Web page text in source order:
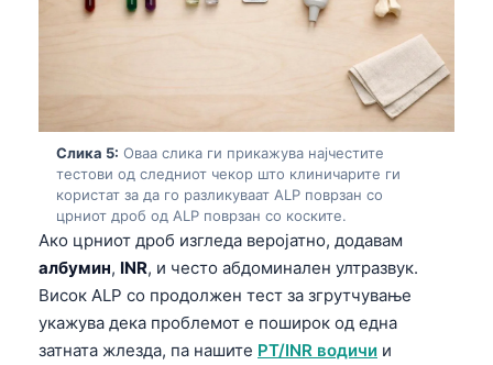
Слика 5: Оваа слика ги прикажува најчестите
тестови од следниот чекор што клиничарите ги
користат за да го разликуваат ALP поврзан со
црниот дроб од ALP поврзан со коските.
Ако црниот дроб изгледа веројатно, додавам
албумин, INR, и често абдоминален ултразвук.
Висок ALP со продолжен тест за згрутчување
укажува дека проблемот е поширок од една
затната жлезда, па нашите PT/INR водичи и
Қазақ тілі
Suomi
Hrvatski
Slovenčina
كوردی‎
پښتو
سنڌي
සිංහල
Galego